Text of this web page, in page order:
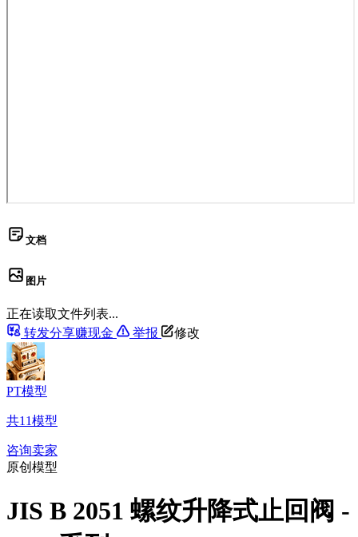
文档
图片
正在读取文件列表...
转发分享赚现金
举报 修改
PT模型
共11模型
咨询卖家
原创模型
JIS B 2051 螺纹升降式止回阀 -